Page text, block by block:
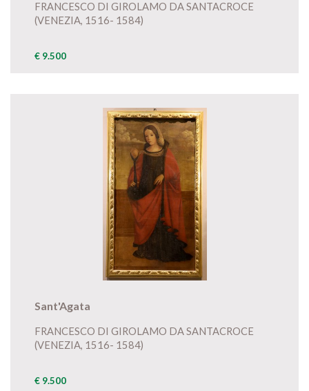
FRANCESCO DI GIROLAMO DA SANTACROCE
(VENEZIA, 1516- 1584)
€ 9.500
Sant'Agata
FRANCESCO DI GIROLAMO DA SANTACROCE
(VENEZIA, 1516- 1584)
€ 9.500